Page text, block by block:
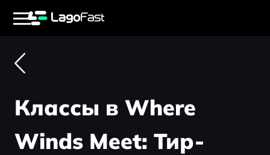
Классы в Where
Winds Meet: Тир-